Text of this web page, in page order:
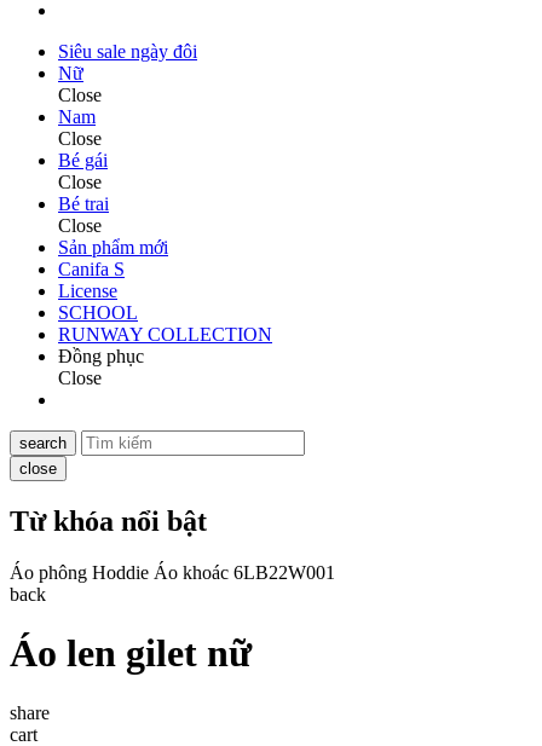
Siêu sale ngày đôi
Nữ
Close
Nam
Close
Bé gái
Close
Bé trai
Close
Sản phẩm mới
Canifa S
License
SCHOOL
RUNWAY COLLECTION
Đồng phục
Close
search
close
Từ khóa nổi bật
Áo phông Hoddie Áo khoác 6LB22W001
back
Áo len gilet nữ
share
cart